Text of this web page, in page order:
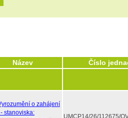
Název Číslo
o zahájení
stanoviska: